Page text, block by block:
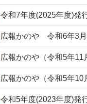
令和7年度(2025年度)発
広報かのや 令和6年3
広報かのや（令和5年11
広報かのや（令和5年10
令和5年度(2023年度)発